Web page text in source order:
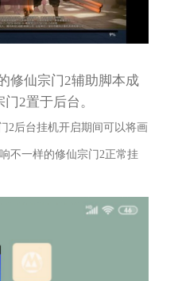
修仙宗门2辅助脚本成
门2置于后台。
2后台挂机开启期间可以将画
不一样的修仙宗门2正常挂